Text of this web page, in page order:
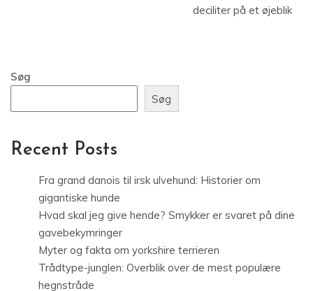
deciliter på et øjeblik
Søg
Søg
Recent Posts
Fra grand danois til irsk ulvehund: Historier om
gigantiske hunde
Hvad skal jeg give hende? Smykker er svaret på dine
gavebekymringer
Myter og fakta om yorkshire terrieren
Trådtype-junglen: Overblik over de mest populære
hegnstråde